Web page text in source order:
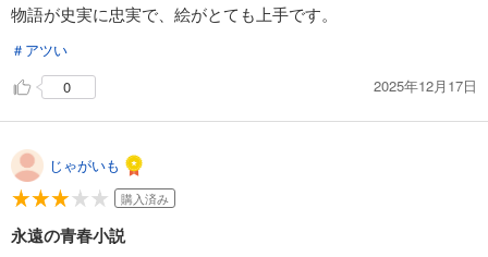
74円 (税込)
あらすじを表示する
【分冊版】竜馬がゆく(17)
物語が史実に忠実で、絵がとても上手です。
＃アツい
0
2025年12月17日
じゃがいも
購入済み
永遠の青春小説